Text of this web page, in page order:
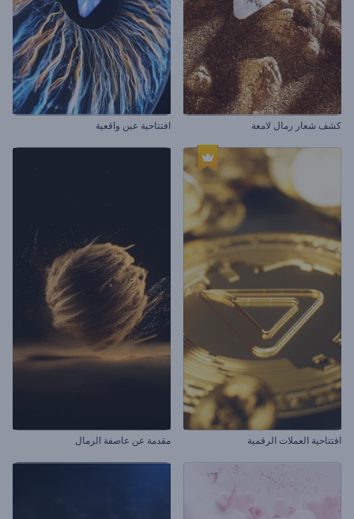
كشف شعار رمال لامعة افتتاحية عين واقعية
افتتاحية العملات الرقمية مقدمة عن عاصفة الرمال